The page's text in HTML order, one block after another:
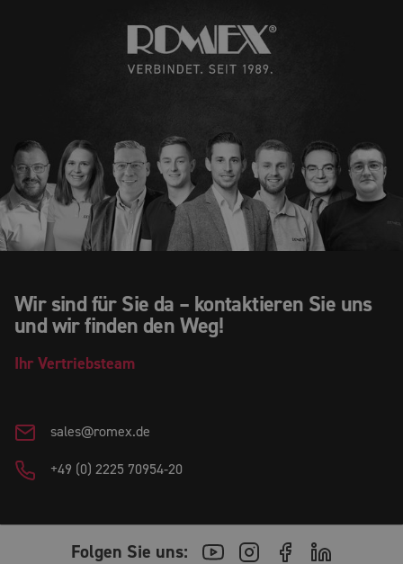
Wir sind für Sie da – kontaktieren Sie uns
und wir finden den Weg!
Ihr Vertriebsteam
sales@romex.de
+49 (0) 2225 70954-20
Folgen Sie uns: